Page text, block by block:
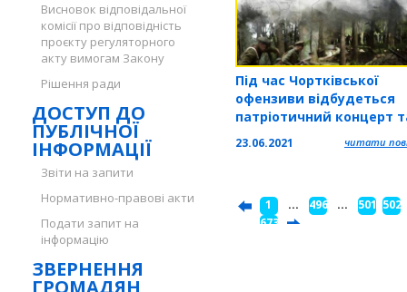
Висновок відповідальної
комісії про відповідність
проєкту регуляторного
акту вимогам Закону
Рішення ради
ДОСТУП ДО
ПУБЛІЧНОЇ
ІНФОРМАЦІЇ
Звіти на запити
Нормативно-правові акти
Подати запит на
інформацію
ЗВЕРНЕННЯ
ГРОМАДЯН
Під час Чортківської
офензиви відбудеться
патріотичний концерт
реконструкція бою
23.06.2021 читати
1 ... 496 ... 501 502
673